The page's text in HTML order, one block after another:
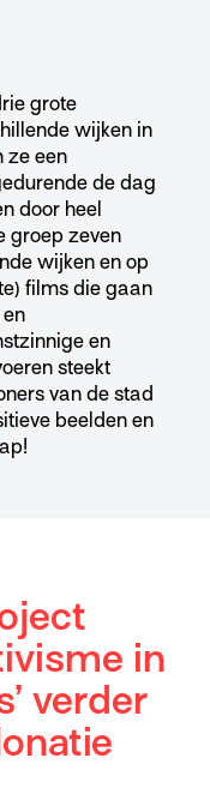
grote
wijken in
ze een
de dag
door heel
groep zeven
wijken en op
films die gaan
en
steekt
van de stad
beelden en
in
verder